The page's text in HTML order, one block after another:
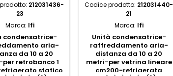
212031436-
23
Marca: Ifi
condensatrice-
aria-
da 10 a 20
retrobanco 1
statico
Codice prodotto: 212031440-
21
Marca: Ifi
Unità condensatrice-
raffreddamento aria-
distanza da 10 a 20
metri-per vetrina lineare
cm200-refrigerata